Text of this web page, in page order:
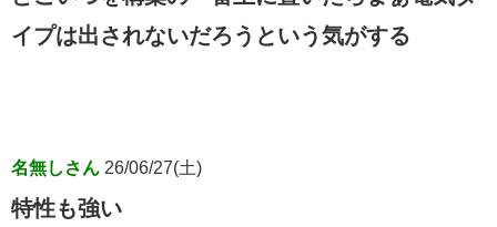
イプは出されないだろうという気がする
名無しさん 26/06/27(土)
特性も強い